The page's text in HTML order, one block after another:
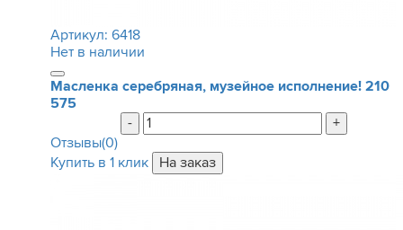
Артикул: 6418
Нет в наличии
Масленка серебряная, музейное исполнение! 210
575
-
+
Отзывы(0)
Купить в 1 клик